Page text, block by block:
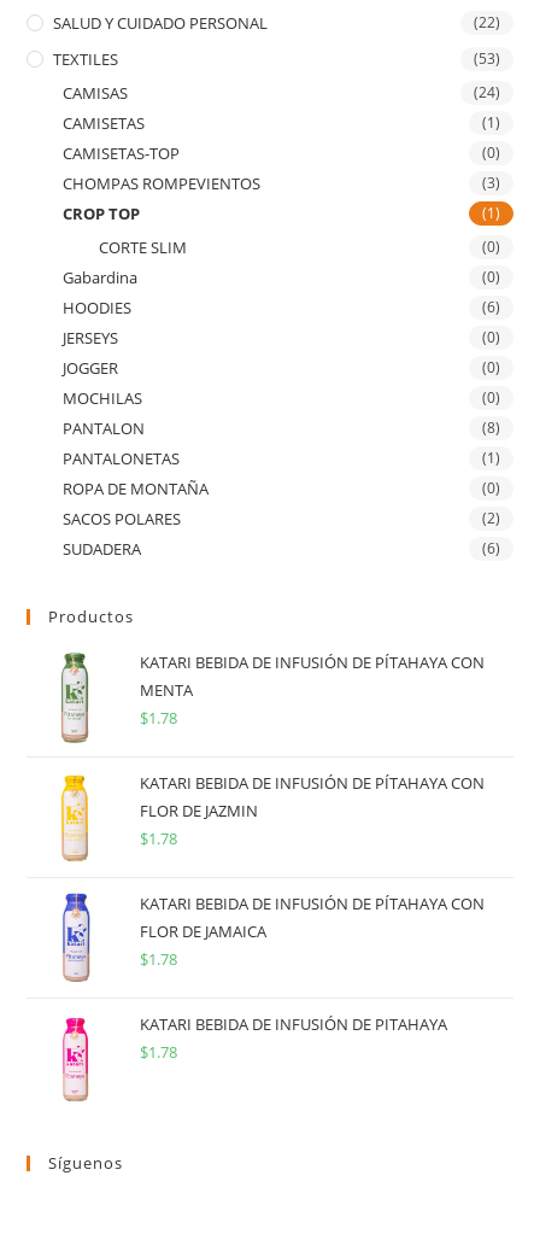
SALUD Y CUIDADO PERSONAL (22)
TEXTILES (53)
CAMISAS (24)
CAMISETAS (1)
CAMISETAS-TOP (0)
CHOMPAS ROMPEVIENTOS (3)
CROP TOP (1)
CORTE SLIM (0)
Gabardina (0)
HOODIES (6)
JERSEYS (0)
JOGGER (0)
MOCHILAS (0)
PANTALON (8)
PANTALONETAS (1)
ROPA DE MONTAÑA (0)
SACOS POLARES (2)
SUDADERA (6)
Productos
KATARI BEBIDA DE INFUSIÓN DE PÍTAHAYA CON
MENTA
$1.78
KATARI BEBIDA DE INFUSIÓN DE PÍTAHAYA CON
FLOR DE JAZMIN
$1.78
KATARI BEBIDA DE INFUSIÓN DE PÍTAHAYA CON
FLOR DE JAMAICA
$1.78
KATARI BEBIDA DE INFUSIÓN DE PITAHAYA
$1.78
Síguenos